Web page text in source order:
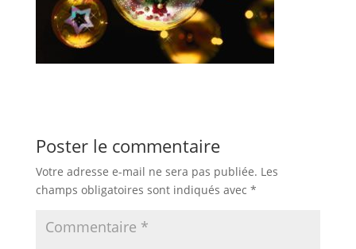
Poster le commentaire
Votre adresse e-mail ne sera pas publiée. Les
champs obligatoires sont indiqués avec *